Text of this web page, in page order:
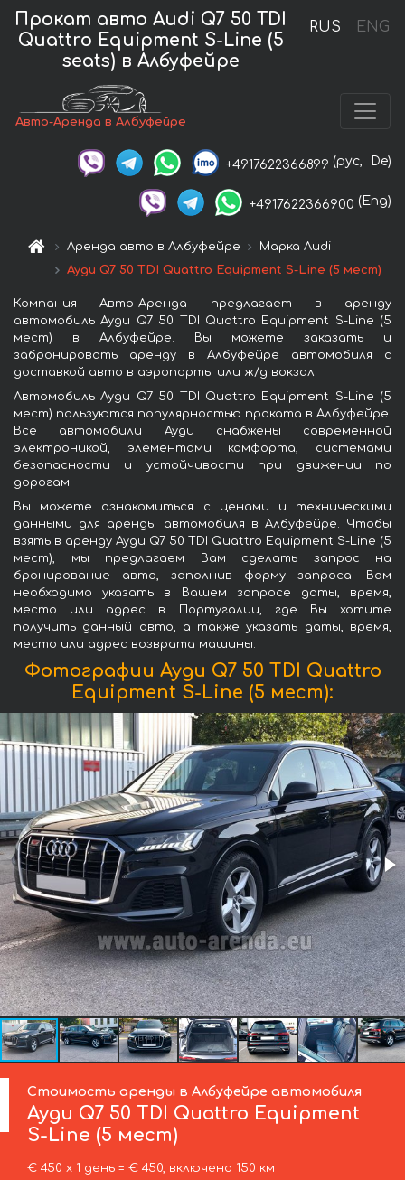
RUS ENG
Прокат авто Audi Q7 50 TDI
Quattro Equipment S-Line (5
seats) в Албуфейре
Авто-Аренда в Албуфейре
+4917622366899 (рус, De)
+4917622366900 (Eng)
Аренда авто в Албуфейре
Марка Audi
Ауди Q7 50 TDI Quattro Equipment S-Line (5 мест)
Компания Авто-Аренда предлагает в аренду
автомобиль Ауди Q7 50 TDI Quattro Equipment S-Line (5
мест) в Албуфейре. Вы можете заказать и
забронировать аренду в Албуфейре автомобиля с
доставкой авто в аэропорты или ж/д вокзал.
Автомобиль Ауди Q7 50 TDI Quattro Equipment S-Line (5
мест) пользуются популярностью проката в Албуфейре.
Все автомобили Ауди снабжены современной
электроникой, элементами комфорта, системами
безопасности и устойчивости при движении по
дорогам.
Вы можете ознакомиться с ценами и техническими
данными для аренды автомобиля в Албуфейре. Чтобы
взять в аренду Ауди Q7 50 TDI Quattro Equipment S-Line (5
мест), мы предлагаем Вам сделать запрос на
бронирование авто, заполнив форму запроса. Вам
необходимо указать в Вашем запросе даты, время,
место или адрес в Португалии, где Вы хотите
получить данный авто, а также указать даты, время,
место или адрес возврата машины.
Фотографии Ауди Q7 50 TDI Quattro
Equipment S-Line (5 мест):
Стоимость аренды в Албуфейре автомобиля
Ауди Q7 50 TDI Quattro Equipment
S-Line (5 мест)
€ 450 х 1 день = € 450, включено 150 км